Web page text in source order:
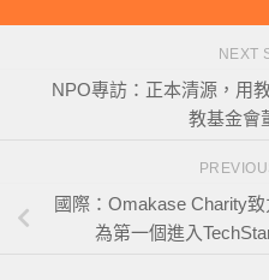
NEXT
NPO專訪：正本清源，用
教基金會
國際：Omakase Charity
為第一個進入